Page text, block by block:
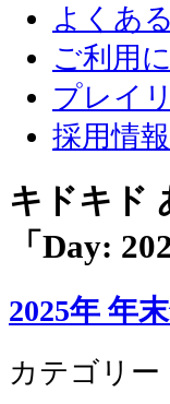
よくあ
ご利用
プレイ
採用情報
キドキド
「Day:
2025年 年
カテゴリー